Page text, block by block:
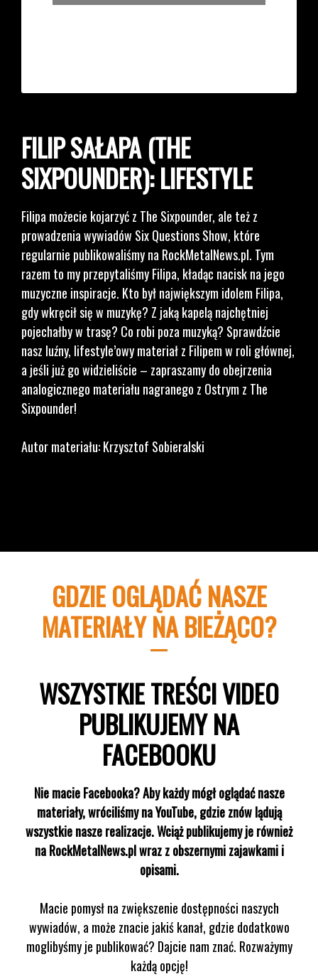
FILIP SAŁAPA (THE
SIXPOUNDER): LIFESTYLE
Filipa możecie kojarzyć z The Sixpounder, ale też z
prowadzenia wywiadów Six Questions Show, które
regularnie publikowaliśmy na RockMetalNews.pl. Tym
razem to my przepytaliśmy Filipa, kładąc nacisk na jego
muzyczne inspiracje. Kto był największym idolem Filipa,
gdy wkręcił się w muzykę? Z jaką kapelą najchętniej
pojechałby w trasę? Co robi poza muzyką? Sprawdźcie
nasz luźny, lifestyle’owy materiał z Filipem w roli głównej,
a jeśli już go widzieliście – zapraszamy do obejrzenia
analogicznego materiału nagranego z Ostrym z The
Sixpounder!
Autor materiału: Krzysztof Sobieralski
GDZIE OGLĄDAĆ NASZE
MATERIAŁY NA BIEŻĄCO?
WSZYSTKIE TREŚCI VIDEO
PUBLIKUJEMY NA
FACEBOOKU
Nie macie Facebooka? Aby każdy mógł oglądać nasze
materiały, wróciliśmy na YouTube, gdzie znów lądują
wszystkie nasze realizacje. Wciąż publikujemy je również
na RockMetalNews.pl wraz z obszernymi zajawkami i
opisami.
Macie pomysł na zwiększenie dostępności naszych
wywiadów, a może znacie jakiś kanał, gdzie dodatkowo
moglibyśmy je publikować? Dajcie nam znać. Rozważymy
każdą opcję!